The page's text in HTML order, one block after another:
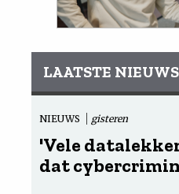
LAATSTE NIEUWS
NIEUWS gisteren
'Vele
dat